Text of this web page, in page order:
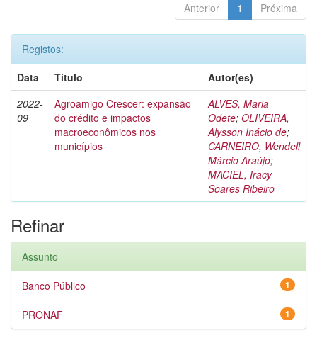
Anterior 1 Próxima
Registos:
Data
Título
Autor(es)
2022-
09
Agroamigo Crescer: expansão
do crédito e impactos
macroeconômicos nos
municípios
ALVES, Maria
Odete; OLIVEIRA,
Alysson Inácio de;
CARNEIRO, Wendell
Márcio Araújo;
MACIEL, Iracy
Soares Ribeiro
Refinar
Assunto
1
Banco Público
1
PRONAF